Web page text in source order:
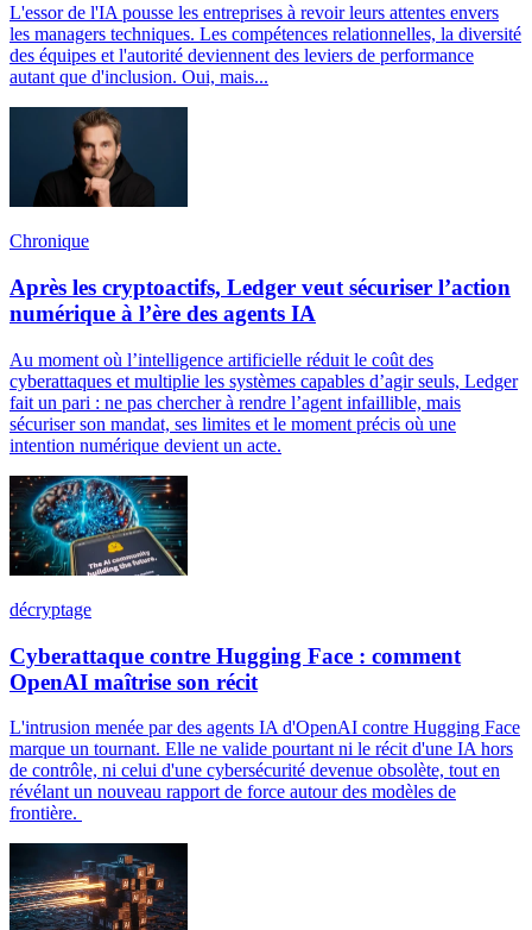
L'essor de l'IA pousse les entreprises à revoir leurs attentes envers
les managers techniques. Les compétences relationnelles, la diversité
des équipes et l'autorité deviennent des leviers de performance
autant que d'inclusion. Oui, mais...
Chronique
Après les cryptoactifs, Ledger veut sécuriser l’action
numérique à l’ère des agents IA
Au moment où l’intelligence artificielle réduit le coût des
cyberattaques et multiplie les systèmes capables d’agir seuls, Ledger
fait un pari : ne pas chercher à rendre l’agent infaillible, mais
sécuriser son mandat, ses limites et le moment précis où une
intention numérique devient un acte.
décryptage
Cyberattaque contre Hugging Face : comment
OpenAI maîtrise son récit
L'intrusion menée par des agents IA d'OpenAI contre Hugging Face
marque un tournant. Elle ne valide pourtant ni le récit d'une IA hors
de contrôle, ni celui d'une cybersécurité devenue obsolète, tout en
révélant un nouveau rapport de force autour des modèles de
frontière.